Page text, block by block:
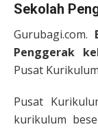
Sekolah
Gurubagi.com.
Penggerak
Pusat
Pusat
kurikulum